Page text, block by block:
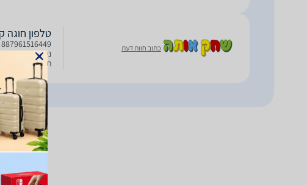
כתוב חוות דעת
טלפון חוגה
נעימים,
תפקידים
לגילאי שנה ומעלה